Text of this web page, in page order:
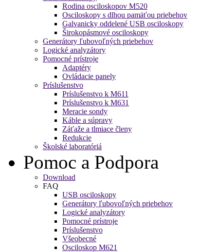
Rodina osciloskopov M520
Osciloskopy s dlhou pamäťou priebehov
Galvanicky oddelené USB osciloskopy
Širokopásmové osciloskopy
Generátory ľubovoľných priebehov
Logické analyzátory
Pomocné prístroje
Adaptéry
Ovládacie panely
Príslušenstvo
Príslušenstvo k M611
Príslušenstvo k M631
Meracie sondy
Káble a súpravy
Záťaže a tlmiace členy
Redukcie
Školské laboratóriá
Pomoc a Podpora
Download
FAQ
USB osciloskopy
Generátory ľubovoľných priebehov
Logické analyzátory
Pomocné prístroje
Príslušenstvo
Všeobecné
Osciloskop M621